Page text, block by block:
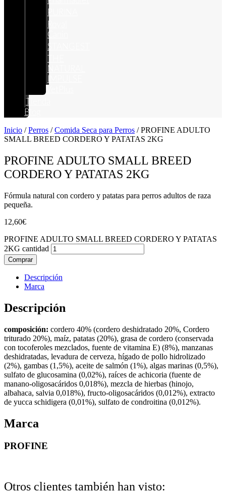
PURINA
Royal
Canin
STANGEST
NATURAL
Blog
Inicio /Perros /Comida Seca para Perros / PROFINE ADULTO
SMALL BREED CORDERO Y PATATAS 2KG
PROFINE ADULTO SMALL BREED
CORDERO Y PATATAS 2KG
Fórmula natural con cordero y patatas para perros adultos de raza
pequeña.
12,60€
PROFINE ADULTO SMALL BREED CORDERO Y PATATAS
2KG cantidad
Comprar
Descripción
Marca
Descripción
composición: cordero 40% (cordero deshidratado 20%, Cordero
triturado 20%), maíz, patatas (20%), grasa de cordero (conservada
con tocoferoles mezclados, fuente de vitamina E) (8%), manzanas
deshidratadas, levadura de cerveza, hígado de pollo hidrolizado
(2%), gambas (1,5%), aceite de salmón (1%), algas marinas (0,5%),
sulfato de glucosamina (0,02%), raíces de achicoria (fuente de
manano-oligosacáridos 0,018%), mezcla de hierbas (hinojo,
albahaca, salvia 0,018%), fructo-oligosacáridos (0,012%), extracto
de yucca schidigera (0,01%), sulfato de condroitina (0,012%).
Marca
PROFINE
Otros clientes también han visto: